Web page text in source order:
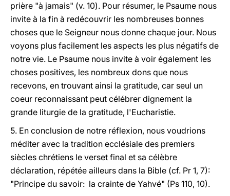
prière "à jamais" (v. 10). Pour résumer, le Psaume nous
invite à la fin à redécouvrir les nombreuses bonnes
choses que le Seigneur nous donne chaque jour. Nous
voyons plus facilement les aspects les plus négatifs de
notre vie. Le Psaume nous invite à voir également les
choses positives, les nombreux dons que nous
recevons, en trouvant ainsi la gratitude, car seul un
coeur reconnaissant peut célébrer dignement la
grande liturgie de la gratitude, l'Eucharistie.
5. En conclusion de notre réflexion, nous voudrions
méditer avec la tradition ecclésiale des premiers
siècles chrétiens le verset final et sa célèbre
déclaration, répétée ailleurs dans la Bible (cf. Pr 1, 7):
"Principe du savoir: la crainte de Yahvé" (Ps 110, 10).